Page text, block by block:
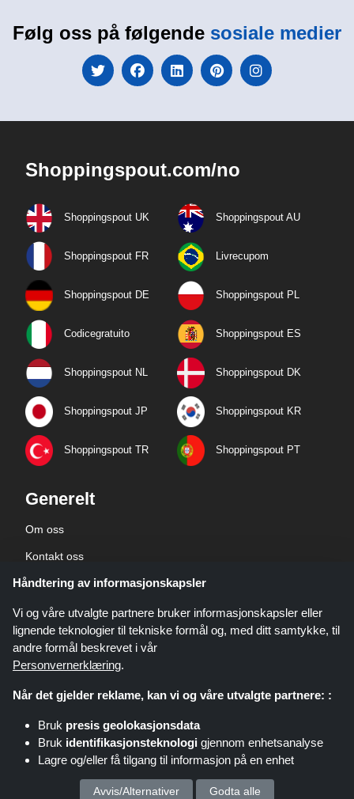
Følg oss på følgende sosiale medier
Shoppingspout.com/no
Shoppingspout UK Shoppingspout AU
Shoppingspout FR Livrecupom
Shoppingspout DE Shoppingspout PL
Codicegratuito Shoppingspout ES
Shoppingspout NL Shoppingspout DK
Shoppingspout JP Shoppingspout KR
Shoppingspout TR Shoppingspout PT
Generelt
Om oss
Kontakt oss
Bedriftsinformasjon
personvernerklæring
Shoppingspout.com/no er et nettsted som presenterer tilbud, rabatter og
kuponger. Disse tilbudene eller avtalene gjøres tilgjengelige gjennom ulike
tilknyttede nettverk. Shoppingspout.com/no eller deres ansatte er ikke
involvert når du kjøper via disse lenkene. Shoppingspout.com/no tjener kun
Håndtering av informasjonskapsler
Vi og våre utvalgte partnere bruker informasjonskapsler eller
lignende teknologier til tekniske formål og, med ditt samtykke, til
andre formål beskrevet i vår
Personvernerklæring.
Når det gjelder reklame, kan vi og våre utvalgte partnere: :
Bruk presis geolokasjonsdata
Bruk identifikasjonsteknologi gjennom enhetsanalyse
Lagre og/eller få tilgang til informasjon på en enhet
Vi behandler dine personopplysninger for :
Avvis/Alternativer Godta alle